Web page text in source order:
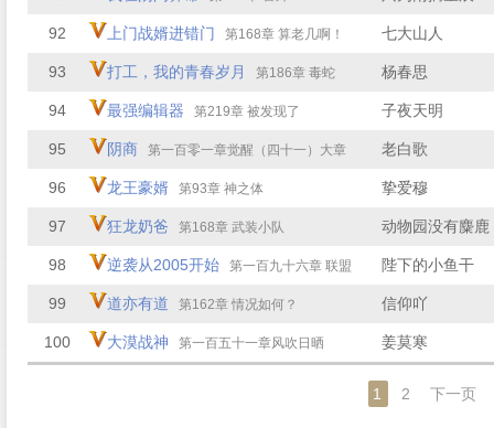
92 上门战婿进错门 第168章 算老几啊！ 七大山人
93 打工，我的青春岁月 第186章 毒蛇 杨春思
94 最强编辑器 第219章 被发现了 子夜天明
95 阴商 第一百零一章觉醒（四十一）大章 老白歌
96 龙王豪婿 第93章 神之体 挚爱穆
97 狂龙奶爸 第168章 武装小队 动物园没有麋鹿
98 逆袭从2005开始 第一百九十六章 联盟 陛下的小鱼干
99 道亦有道 第162章 情况如何？ 信仰吖
100 大漠战神 第一百五十一章风吹日晒 姜莫寒
1 2 下一页